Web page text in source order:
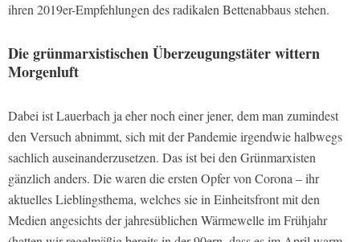
ihren 2019er-Empfehlungen des radikalen Bettenabbaus stehen.
Die grünmarxistischen Überzeugungstäter wittern
Morgenluft
Dabei ist Lauerbach ja eher noch einer jener, dem man zumindest
den Versuch abnimmt, sich mit der Pandemie irgendwie halbwegs
sachlich auseinanderzusetzen. Das ist bei den Grünmarxisten
gänzlich anders. Die waren die ersten Opfer von Corona – ihr
aktuelles Lieblingsthema, welches sie in Einheitsfront mit den
Medien angesichts der jahresüblichen Wärmewelle im Frühjahr